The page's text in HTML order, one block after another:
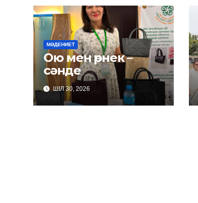
МӘДЕНИЕТ
Ою мен өрнек –
сәнде
ШІЛ 30, 2026